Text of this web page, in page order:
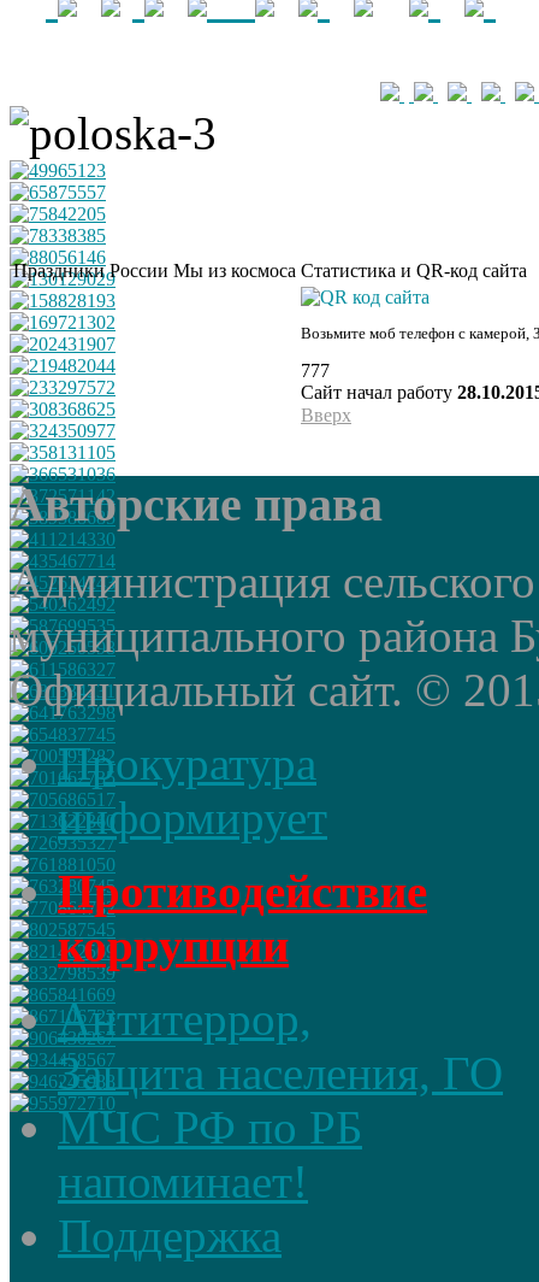
Праздники России Мы из космоса Статистика и QR-код сайта
Возьмите моб телефон с камерой,
777
Сайт начал работу
Вверх
Авторские права
Администрация
муниципального района
Официальный сайт. ©
Прокуратура
информирует
Противодействие
коррупции
Антитеррор,
Защита населения, ГО
МЧС РФ по РБ
напоминает!
Поддержка